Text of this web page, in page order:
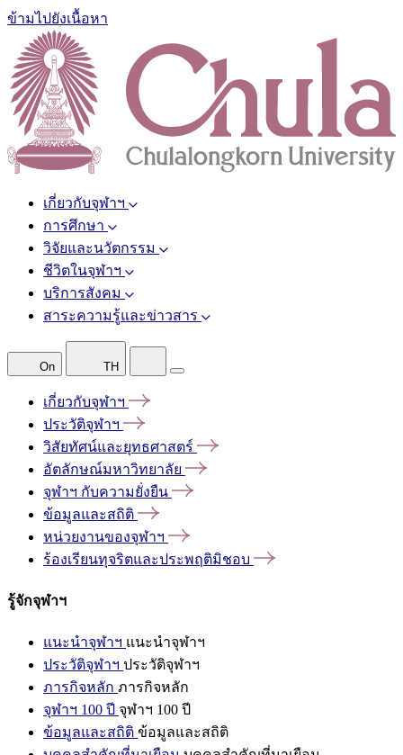
ข้ามไปยังเนื้อหา
เกี่ยวกับจุฬาฯ
การศึกษา
วิจัยและนวัตกรรม
ชีวิตในจุฬาฯ
บริการสังคม
สาระความรู้และข่าวสาร
On TH
เกี่ยวกับจุฬาฯ
ประวัติจุฬาฯ
วิสัยทัศน์และยุทธศาสตร์
อัตลักษณ์มหาวิทยาลัย
จุฬาฯ กับความยั่งยืน
ข้อมูลและสถิติ
หน่วยงานของจุฬาฯ
ร้องเรียนทุจริตและประพฤติมิชอบ
รู้จักจุฬาฯ
แนะนำจุฬาฯ แนะนำจุฬาฯ
ประวัติจุฬาฯ ประวัติจุฬาฯ
ภารกิจหลัก ภารกิจหลัก
จุฬาฯ 100 ปี จุฬาฯ 100 ปี
ข้อมูลและสถิติ ข้อมูลและสถิติ